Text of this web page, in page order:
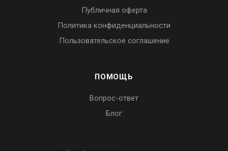
Публичная оферта
Политика конфиденциальности
Пользовательское соглашение
ПОМОЩЬ
Вопрос-ответ
Блог